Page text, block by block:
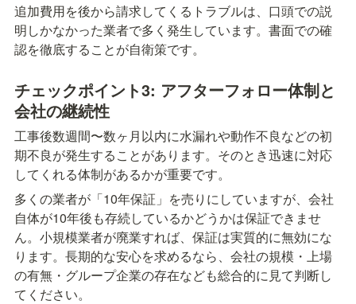
追加費用を後から請求してくるトラブルは、口頭での説
明しかなかった業者で多く発生しています。書面での確
認を徹底することが自衛策です。
チェックポイント3: アフターフォロー体制と
会社の継続性
工事後数週間〜数ヶ月以内に水漏れや動作不良などの初
期不良が発生することがあります。そのとき迅速に対応
してくれる体制があるかが重要です。
多くの業者が「10年保証」を売りにしていますが、会社
自体が10年後も存続しているかどうかは保証できませ
ん。小規模業者が廃業すれば、保証は実質的に無効にな
ります。長期的な安心を求めるなら、会社の規模・上場
の有無・グループ企業の存在なども総合的に見て判断し
てください。